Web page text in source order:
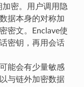
加密。用户调用隐
据本身的对称加
密文。Enclave使
密钥，再用会话
能会有少量敏感
与链外加密数据